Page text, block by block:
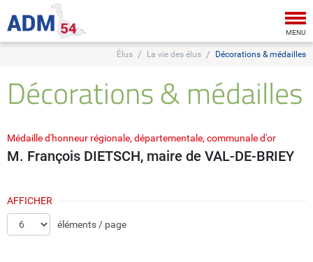
MENU
Élus La vie des élus Décorations & médailles
Décorations & médailles
Médaille d'honneur régionale, départementale, communale d'or
M. François DIETSCH, maire de VAL-DE-BRIEY
AFFICHER
éléments / page